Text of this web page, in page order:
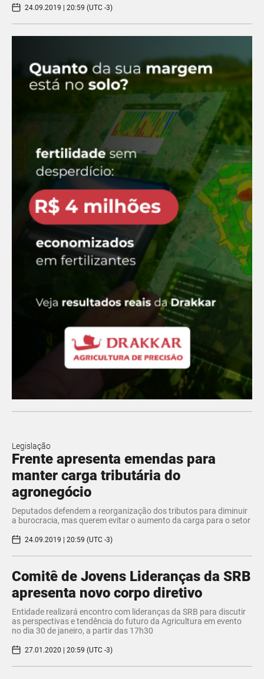
24.09.2019 | 20:59 (UTC -3)
Legislação
Frente apresenta emendas para
manter carga tributária do
agronegócio
Deputados defendem a reorganização dos tributos para diminuir
a burocracia, mas querem evitar o aumento da carga para o setor
24.09.2019 | 20:59 (UTC -3)
Comitê de Jovens Lideranças da SRB
apresenta novo corpo diretivo
Entidade realizará encontro com lideranças da SRB para discutir
as perspectivas e tendência do futuro da Agricultura em evento
no dia 30 de janeiro, a partir das 17h30
27.01.2020 | 20:59 (UTC -3)